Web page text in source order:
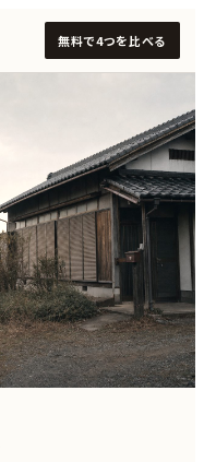
無料で4つを比べる